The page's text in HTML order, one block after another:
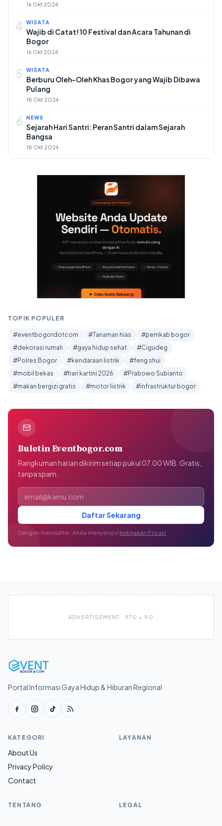
16 Okt 2024
4 WISATA
Wajib di Catat! 10 Festival dan Acara Tahunan di
Bogor
16 Okt 2024
5 WISATA
Berburu Oleh-Oleh Khas Bogor yang Wajib Dibawa
Pulang
18 Okt 2024
6 NEWS
Sejarah Hari Santri: Peran Santri dalam Sejarah
Bangsa
18 Okt 2024
TOPIK POPULER
#eventbogordotcom #Tanaman hias
#pemkab bogor
#dekorasi rumah
#gaya hidup sehat
#Cigudeg
#Polres Bogor
#kendaraan listrik
#feng shui
#mobil bekas
#hari kartini 2026
#Prabowo Subianto
#makan bergizi gratis
#motor listrik #infrastruktur bogor
Buletin Eventbogor.com
Rangkuman harian dikirim setiap pukul 07.00 WIB. Gratis,
tanpa spam.
Alamat email
Daftar Sekarang
Dengan mendaftar, Anda menyetujui Kebijakan Privasi
ADVERTISEMENT · 970 × 90
Portal Informasi Gaya Hidup & Hiburan Regional
KATEGORI
About Us
Privacy Policy
Contact
LAYANAN
TENTANG LEGAL